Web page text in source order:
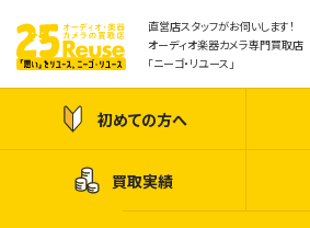
直営店スタッフがお伺いします！
オーディオ楽器カメラ専門買取店
「ニーゴ・リユース」
初めての方へ
買取実績